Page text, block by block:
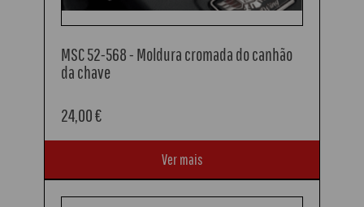
MSC 52-568 - Moldura cromada do canhão
da chave
24,00 €
Ver mais